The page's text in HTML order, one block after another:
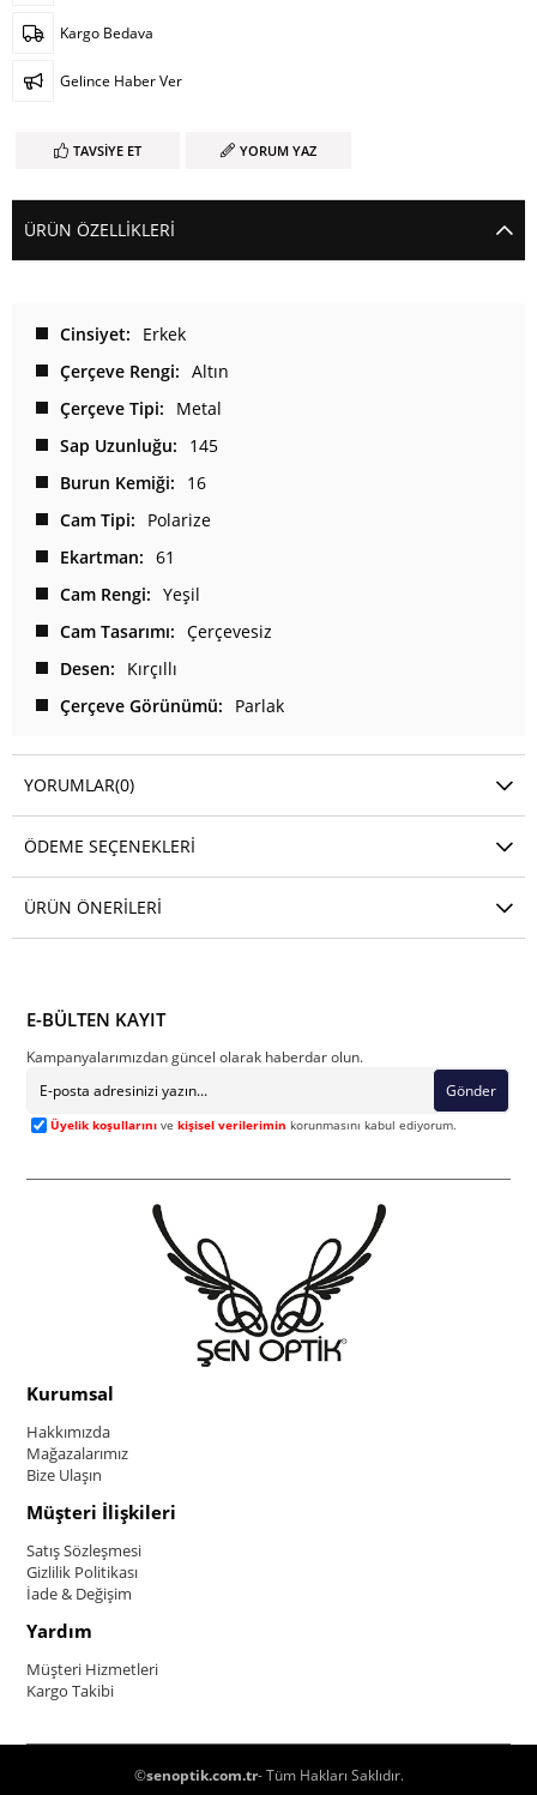
Kargo Bedava
Gelince Haber Ver
TAVSIYE ET YORUM YAZ
ÜRÜN ÖZELLIKLERI
Cinsiyet
Erkek
Çerçeve Rengi
Altın
Çerçeve Tipi
Metal
Sap Uzunluğu
145
Burun Kemiği
16
Cam Tipi
Polarize
Ekartman
61
Cam Rengi
Yeşil
Cam Tasarımı
Çerçevesiz
Desen
Kırçıllı
Çerçeve Görünümü
Parlak
YORUMLAR(0)
ÖDEME SEÇENEKLERI
ÜRÜN ÖNERILERI
E-BÜLTEN KAYIT
Kampanyalarımızdan güncel olarak haberdar olun.
Gönder
Üyelik koşullarını vekişisel verilerimin korunmasını kabul ediyorum.
Kurumsal
Hakkımızda
Mağazalarımız
Bize Ulaşın
Müşteri İlişkileri
Satış Sözleşmesi
Gizlilik Politikası
İade & Değişim
Yardım
Müşteri Hizmetleri
Kargo Takibi
©senoptik.com.tr- Tüm Hakları Saklıdır.